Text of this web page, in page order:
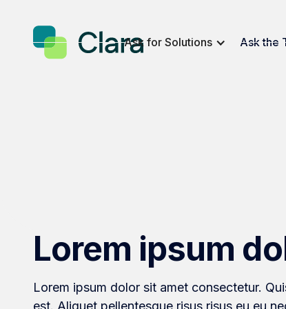
Ask for Solutions Ask the
Lorem ipsum
Lorem ipsum dolor sit amet consectetur.
est. Aliquet pellentesque risus risus eu eu